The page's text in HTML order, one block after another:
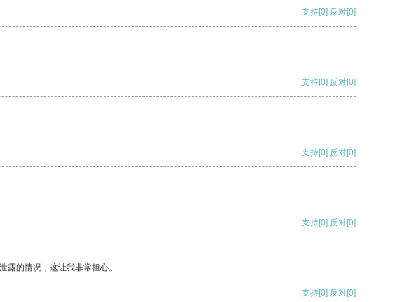
支持[0] 反对[0]
支持[0] 反对[0]
支持[0] 反对[0]
支持[0] 反对[0]
的情况，这让我非常担心。
支持[0] 反对[0]